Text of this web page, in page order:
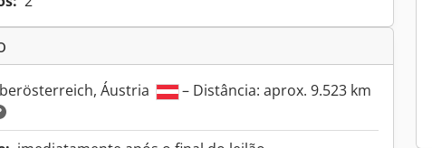
Áustria – Distância: aprox. 9.523 km